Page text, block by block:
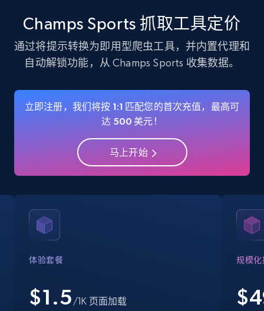
Instagram - Profiles - Collect profile
business account, Is professional account, Is
verified, and more.
3.5K+ 注册使用
Crunchbase companies information
Name, URL, ID, Cb rank, Region, About,
Champs Sports 抓取工具定价
通过将提示转换为即用型爬虫工具，并内置代理和
自动解锁功能，从 Champs Sports 收集数据。
立即注册，我们将按 1:1 匹配您的首次充值，最高可
达 500 美元！
马上开始
体验套餐
$1.5 /1K 页面加载
规模化
$